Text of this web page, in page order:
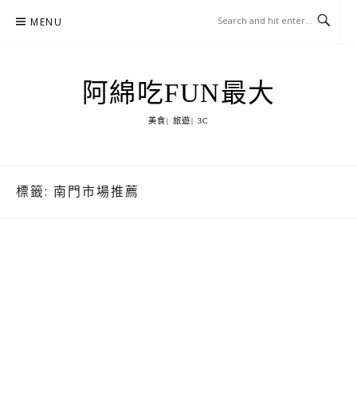
MENU
阿綿吃FUN最大
美食| 旅遊| 3C
標籤: 南門市場推薦